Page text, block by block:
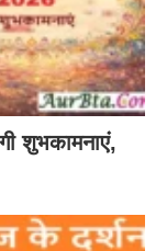
शुभकामनाएं,